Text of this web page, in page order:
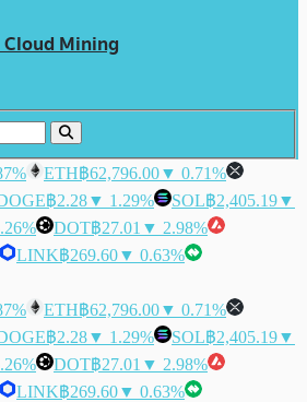
Mining
ETH฿62,796.00▼ 0.71%
฿2.28▼ 1.29% SOL฿2,405.19▼
DOT฿27.01 ▼ 2.98%
LINK฿269.60▼ 0.63%
ETH฿62,796.00▼ 0.71%
฿2.28▼ 1.29% SOL฿2,405.19▼
DOT฿27.01 ▼ 2.98%
LINK฿269.60▼ 0.63%